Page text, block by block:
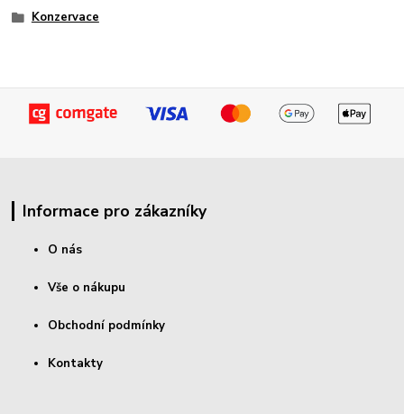
Konzervace
Informace pro zákazníky
O nás
Vše o nákupu
Obchodní podmínky
Kontakty